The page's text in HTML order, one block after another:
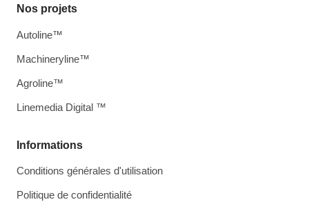
Informations
Conditions générales d'utilisation
Politique de confidentialité
Nos projets
Autoline™
Machineryline™
Agroline™
Linemedia Digital ™